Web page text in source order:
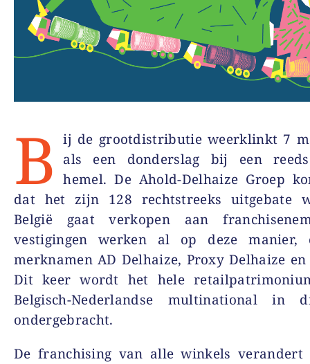
B ij de grootdistributie weerklinkt 7
als een donderslag bij een
hemel. De Ahold-Delhaize Groep
dat het zijn 128 rechtstreeks uitgebate
België gaat verkopen aan
vestigingen werken al op deze manier,
merknamen AD Delhaize, Proxy Delhaize en
Dit keer wordt het hele
Belgisch-Nederlandse multinational in
ondergebracht.
De franchising van alle winkels verandert